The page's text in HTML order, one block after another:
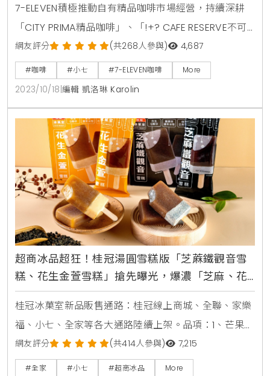
7-ELEVEN積極推動自有精品咖啡市場經營，持續深耕
「CITY PRIMA精品咖啡」、「!+? CAFE RESERVE不可
思議咖啡」雙品牌，為滿足咖啡饕客追求極致風味的渴
望，再度推出咖啡大師監製極選咖啡豆。其中，「!+?
CAFE RESERVE不可思議咖啡」第三度推出「阿里山咖
啡˙藝伎大賞」，同時「CITY PRIMA精品咖啡」自10月
18日至10月31日，推出金鐘聯名杯套與大杯任選第2杯半
網友評分 (共268人參與) 4,687
#咖啡 #小七 #7-ELEVEN咖啡 More
2023/10/18 編輯 凱洛琳 Karolin
超商冰品超狂！桂冠湯圓雪糕版「芝蔴鐵觀音雪
糕、花生金萱雪糕」搶先曝光，爆濃「芝麻、花
生雪糕」全家、小七陸續開賣
桂冠冰菓室新品販售通路：桂冠線上商城、全聯、家樂
福、小七、全家等各大通路陸續上架。品項：1、芒果煉
乳夾心雪糕售價：45元， 160元/4入2、芝蔴鐵觀音雪
糕、花生金萱雪糕售價：49元， 175元/4入3、極濃巧
網友評分 (共414人參與) 7,215
#全家 #小七 #超商冰品 More